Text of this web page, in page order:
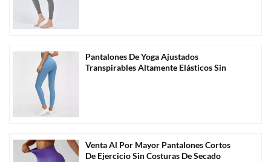
Pantalones De Yoga Ajustados
Transpirables Altamente Elásticos Sin
Venta Al Por Mayor Pantalones Cortos
De Ejercicio Sin Costuras De Secado